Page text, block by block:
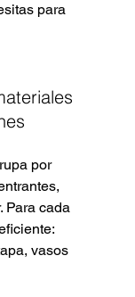
para
por
Para cada
vasos